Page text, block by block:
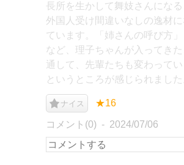
長所を生かして舞妓さんになる
外国人受け間違いなしの逸材
ています。「姉さんの呼び方」
など、理子ちゃんが入ってき
通して、先輩たちも変わって
というところが感じられました
ナイス ★16
コメント(0) 2024/07/06